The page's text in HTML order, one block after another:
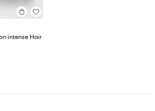
intense Hair